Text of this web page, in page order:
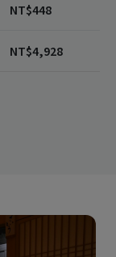
NT$448
NT$4,928